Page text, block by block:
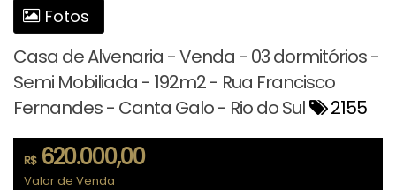
Fotos
Casa de Alvenaria - Venda - 03 dormitórios -
Semi Mobiliada - 192m2 - Rua Francisco
Fernandes - Canta Galo - Rio do Sul
2155
R$620.000,00
Valor de Venda